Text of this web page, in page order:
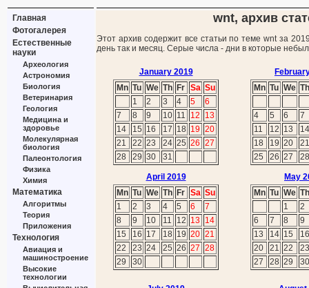
Главная
Фотогалерея
Естественные
науки
Археология
Астрономия
Биология
Ветеринария
Геология
Медицина и
здоровье
Молекулярная
биология
Палеонтология
Физика
Химия
Математика
Алгоритмы
Теория
Приложения
Технология
Авиация и
машиностроение
Высокие
технологии
wnt, архив
Этот архив содержит все статьи по теме wnt за
день так и месяц. Серые числа - дни в которые
January 2019
Mn Tu We Th Fr Sa Su
1
2 3 4 5
6
7
8 9 10 11 12
13
14
15 16 17 18 19 20
21
22 23 24 25 26 27
28
29 30 31
Mn Tu We Th
4 5 6
7
11
12 13
14
18
19 20
21
25
26 27 28
April 2019
Mn Tu We Th Fr Sa Su
1
2 3 4 5 6
7
8
9 10 11 12 13
14
15
16 17 18 19 20 21
22
23 24 25 26 27 28
29
30
May
Mn Tu We Th
1
2
6
7 8
9
13
14 15
16
20
21 22
23
27
28 29 30